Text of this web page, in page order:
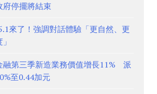
府停擺將結束
來了！強調對話體驗「更自然、更
融第三季新造業務價值增長11% 派
至0.44加元